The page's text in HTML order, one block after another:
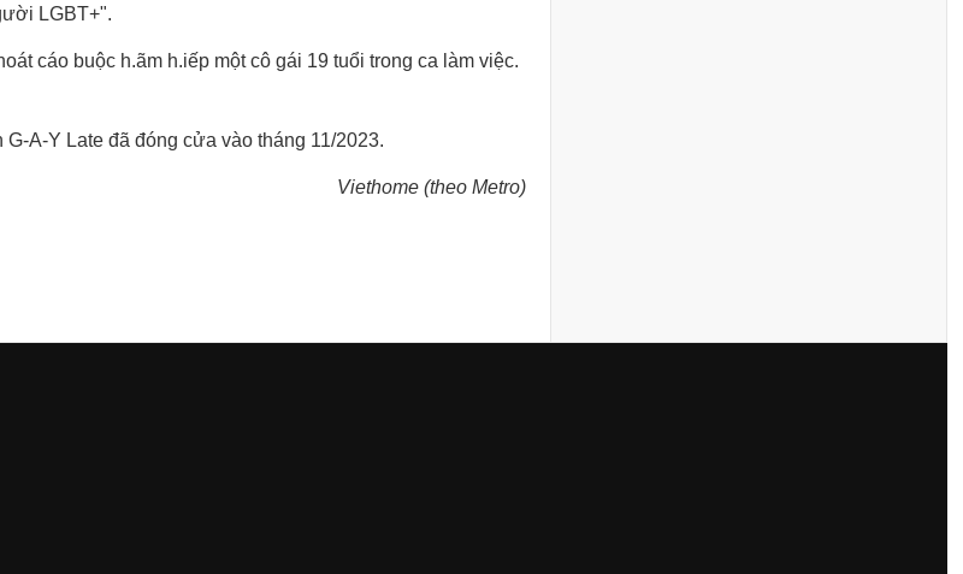
LGBT+".
cáo buộc h.ãm h.iếp một cô gái 19 tuổi trong ca làm việc.
A-Y Late đã đóng cửa vào tháng 11/2023.
Viethome (theo Metro)